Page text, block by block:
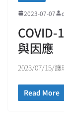
2023-07-07
COVID-
與因應
2023/07/15/
Read More